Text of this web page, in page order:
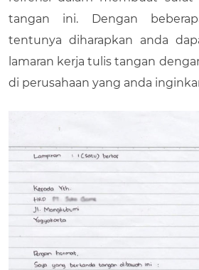
tangan ini. Dengan
tentunya diharapkan anda
lamaran kerja tulis tangan
di perusahaan yang anda